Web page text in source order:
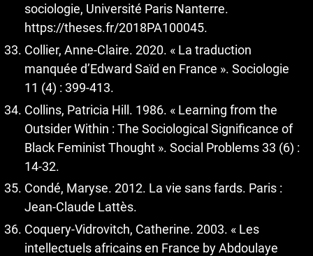
sociologie, Université Paris Nanterre.
https://theses.fr/2018PA100045.
Collier, Anne-Claire. 2020. « La traduction
manquée d’Edward Saïd en France ». Sociologie
11 (4) : 399‑413.
Collins, Patricia Hill. 1986. « Learning from the
Outsider Within : The Sociological Significance of
Black Feminist Thought ». Social Problems 33 (6) :
14‑32.
Condé, Maryse. 2012. La vie sans fards. Paris :
Jean-Claude Lattès.
Coquery-Vidrovitch, Catherine. 2003. « Les
intellectuels africains en France by Abdoulaye